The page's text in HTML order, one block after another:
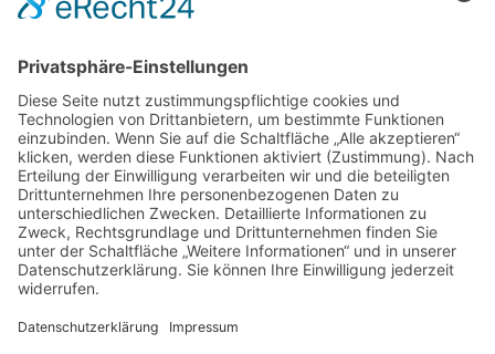
info@pathologie-duisburg.de
Erreichbarkeit:
Mo - Fr (außer an Feiertagen)
8:00 - 17:00 Uhr
Heiligabend & Silvester geschlossen
Impressum